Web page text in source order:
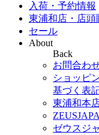
入荷・予約情報
東浦和店・店頭
セール
About
Back
お問合わ
ショッピ
基づく表記
東浦和本
ゼウスジ